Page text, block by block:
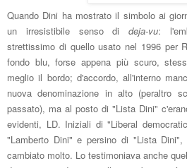
Quando Dini ha mostrato il simbolo ai
un irresistibile senso di deja-vu:
strettissimo di quello usato nel 1996 per
fondo blu, forse appena più scuro,
meglio il bordo; d'accordo, all'interno
nuova denominazione in alto (peraltro
passato), ma al posto di "Lista Dini"
evidenti, LD. Iniziali di "Liberal
"Lamberto Dini" e persino di "Lista
cambiato molto. Lo testimoniava anche